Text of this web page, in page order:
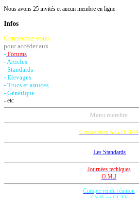
Nous avons 25 invités et aucun membre en ligne
Infos
Connectez-vous
pour accéder aux
- Forums
- Articles
- Standards
- Elevages
- Trucs et astuces
- Génétique
- etc
Menu membre
Convocation A.G.O 2024
Les Standards
Journées techiques
O.M.J
Compte rendu réunion